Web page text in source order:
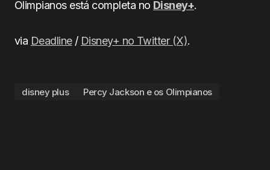
Olimpianos está completa no Disney+.
via Deadline/ Disney+ no Twitter (X).
disney plus Percy Jackson e os Olimpianos